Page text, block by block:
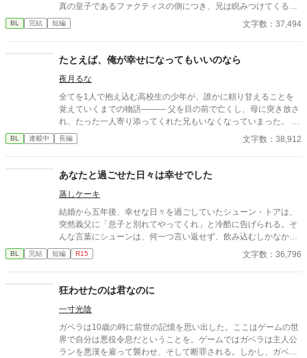
真の皇子であるファクティスの側につき、兄は睨みつけてくる。
そして、とうとう父親である皇帝は処刑を命じた。 「僕のことを
1度でも愛してくれたことはありましたか？」 「お前のことを一
リテは安心するが、本当にただの夢だったのだろうか？もし予知
夢だとしたら、今すぐここから逃げなくては。 本当に自分を愛し
てくれる人と生きたい。 ヴェリテの切実な願いが周りを変えてい
く。 ハッピーエンド大好きなので、絶対に主人公は幸せに終わ
らせたいです。 最後まで読んでいただけると嬉しいです。
BL 完結 短編 文字数：37,494
たとえば、俺が幸せになってもいいのなら
夜月るな
全てを1人で抱え込む高校生の少年が、誰かに頼り甘えることを
覚えていくまでの物語――― 父を目の前で亡くし、母に突き放さ
れ、たった一人寄り添ってくれた兄もいなくなっていまった。 弟
を守り、罪悪感も自責の念もたった1人で抱える新谷 律の心が、
少しずつほぐれていく。 助けてほしいと言葉にする権利すらない
BL 連載中 長編 文字数：38,912
あなたと過ごせた日々は幸せでした
蒸しケーキ
結婚から五年後、幸せな日々を過ごしていたシューン・トアは、
突然義父に「息子と別れてやってくれ」と冷酷に告げられる。そ
んな言葉にシューンは、何一つ言い返せず、飲み込むしかなかっ
た。そして、夫であるアインス・キールに離婚を切り出すが、ア
インスがそう簡単にシューンを手離す訳もなく......。
BL 完結 短編 R15 文字数：36,796
狂わせたのは君なのに
一寸光陰
ガベラは10歳の時に前世の記憶を思い出した。ここはゲームの世
界で自分は悪役令息だということを。ゲームではガベラは主人公
ランを悪漢を雇って襲わせ、そして断罪される。しかし、ガベラ